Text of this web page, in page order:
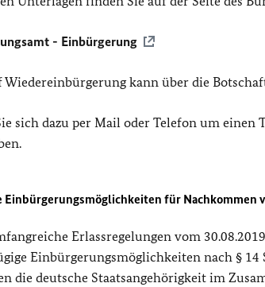
- Einbürgerung
Wiedereinbürgerung kann über die
sich dazu per Mail oder Telefon um einen
Einbürgerungsmöglichkeiten für Nachkommen
Erlassregelungen vom
Einbürgerungsmöglichkeiten nach §
die deutsche Staatsangehörigkeit im